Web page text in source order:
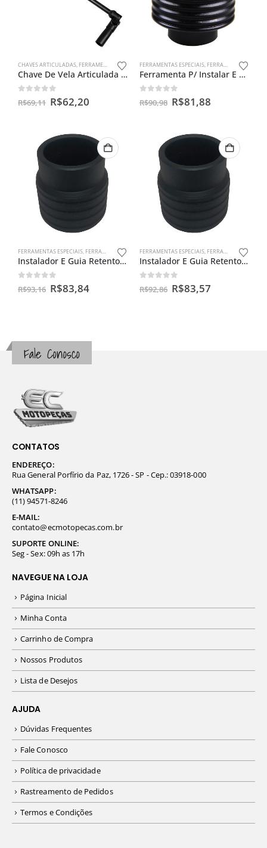
CHAVES ARTICULADAS, FERRAMENTAS ESPECIAIS
Chave De Vela Articulada 16m – Cg150 / Ybr 125/ Twister
out of 5
R$69,11 R$62,20
FERRAMENTAS ESPECIAIS, FERRAMENTAS PARA BENGALAS
Ferramenta P/ Instalar E Guiar Retentor De Bengala Da Cg/ml
out of 5
R$90,98 R$81,88
FERRAMENTAS ESPECIAIS, FERRAMENTAS PARA BENGALAS ,SEM CATEGORIA
Instalador E Guia Retentor De Bengala Ybr 125
out of 5
R$93,16 R$83,84
FERRAMENTAS ESPECIAIS, FERRAMENTAS PARA BENGALAS
Instalador E Guia Retentor De Bengala Cg 150
out of 5
R$92,86 R$83,57
Fale Conosco
CONTATOS
ENDEREÇO:
Rua General Porfírio da Paz, 1726 - SP - Cep.: 03918-000
WHATSAPP:
(11) 94571-8246
E-MAIL:
contato@ecmotopecas.com.br
SUPORTE ONLINE:
Seg - Sex: 09h as 17h
NAVEGUE NA LOJA
Página Inicial
Minha Conta
Carrinho de Compra
Nossos Produtos
Lista de Desejos
AJUDA
Dúvidas Frequentes
Fale Conosco
Política de privacidade
Rastreamento de Pedidos
Termos e Condições